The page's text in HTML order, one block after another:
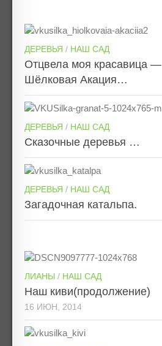
ДЕРЕВЬЯ / НАШ САД
Отцвела моя красавица —
Шёлковая Акация…
ДЕРЕВЬЯ / НАШ САД
Сказочные деревья …
ДЕРЕВЬЯ / НАШ САД
Загадочная катальпа.
ЛИАНЫ / НАШ САД
Наш киви(продолжение)
16 ИЮН, 2014